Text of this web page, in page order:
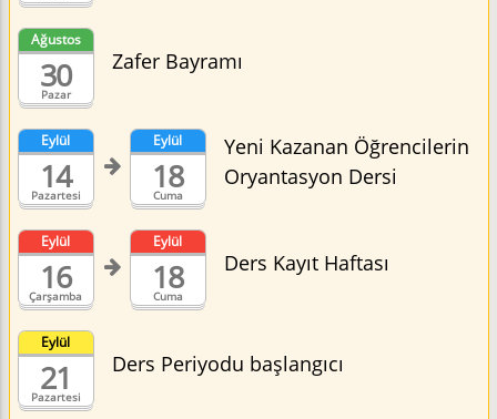
Pazar
Ağustos
30 Zafer Bayramı
Pazartesi
Eylül
14 Cuma
Eylül
18
Yeni Kazanan Öğrencilerin
Oryantasyon Dersi
Çarşamba
Eylül
16 Cuma
Eylül
18 Ders Kayıt Haftası
Pazartesi
Eylül
21 Ders Periyodu başlangıcı